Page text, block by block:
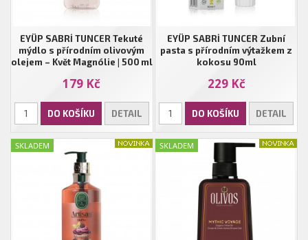
EYÜP SABRİ TUNCER Tekuté
mýdlo s přírodním olivovým
olejem – Květ Magnólie | 500 ml
179 Kč
DO KOŠÍKU DETAIL
EYÜP SABRİ TUNCER Zubní
pasta s přírodním výtažkem z
kokosu 90ml
229 Kč
DO KOŠÍKU DETAIL
SKLADEM SKLADEM